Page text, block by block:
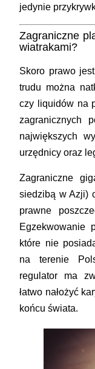
jedynie
Zagraniczne
wiatrakami?
Skoro prawo
trudu można
czy liquidów na
zagranicznych
największych
urzędnicy oraz
Zagraniczne
siedzibą w Azji)
prawne
Egzekwowanie
które nie
na terenie
regulator ma
łatwo nałożyć
końcu świata.